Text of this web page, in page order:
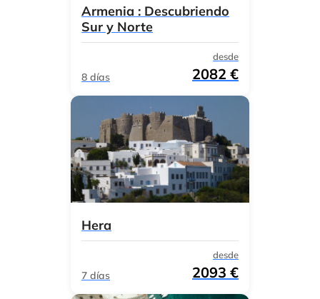
Armenia : Descubriendo
Sur y Norte
8 días
desde
2082 €
Hera
7 días
desde
2093 €